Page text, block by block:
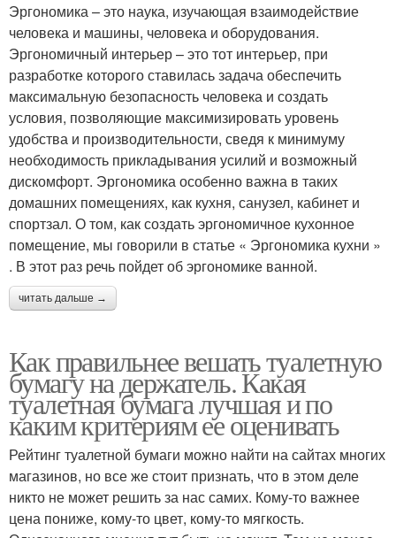
Эргономика – это наука, изучающая взаимодействие
человека и машины, человека и оборудования.
Эргономичный интерьер – это тот интерьер, при
разработке которого ставилась задача обеспечить
максимальную безопасность человека и создать
условия, позволяющие максимизировать уровень
удобства и производительности, сведя к минимуму
необходимость прикладывания усилий и возможный
дискомфорт. Эргономика особенно важна в таких
домашних помещениях, как кухня, санузел, кабинет и
спортзал. О том, как создать эргономичное кухонное
помещение, мы говорили в статье « Эргономика кухни »
. В этот раз речь пойдет об эргономике ванной.
читать дальше →
Как правильнее вешать туалетную
бумагу на держатель. Какая
туалетная бумага лучшая и по
каким критериям ее оценивать
Рейтинг туалетной бумаги можно найти на сайтах многих
магазинов, но все же стоит признать, что в этом деле
никто не может решить за нас самих. Кому-то важнее
цена пониже, кому-то цвет, кому-то мягкость.